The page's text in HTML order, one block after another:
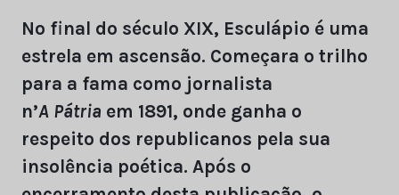
No final do século XIX, Esculápio é uma
estrela em ascensão. Começara o trilho
para a fama como jornalista
n’A Pátria em 1891, onde ganha o
respeito dos republicanos pela sua
insolência poética. Após o